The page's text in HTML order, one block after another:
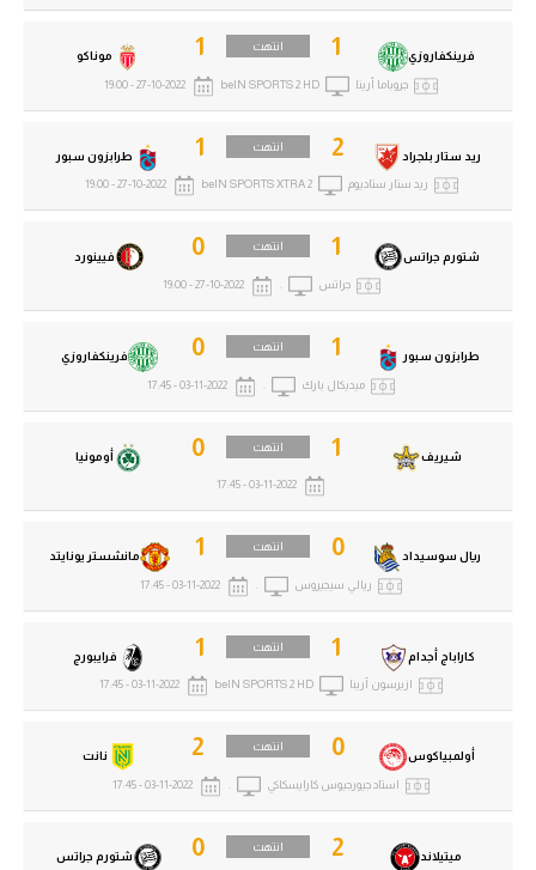
ميتيلاند 2 انتهت
شتورم جراتس 0
أولمبياكوس 0 انتهت
نانت 2
استاد جيورجيوس كارايسكاكي 03-11-2022 - 17:45
كاراباج أجدام 1 انتهت
فرايبورج 1
ازيرسون آرينا beIN SPORTS 2 HD
03-11-2022 - 17:45
ريال سوسيداد 0 انتهت
مانشستر يونايتد 1
ريالي سيجيروس 03-11-2022 - 17:45
شيريف 1 انتهت
أومونيا 0
03-11-2022 - 17:45
طرابزون سبور 1 انتهت
فرينكفاروزي 0
ميديكال بارك 03-11-2022 - 17:45
شتورم جراتس 1 انتهت
فيينورد 0
جراتس 27-10-2022 - 19:00
ريد ستار بلجراد 2 انتهت
طرابزون سبور 1
ريد ستار ستاديوم beIN SPORTS XTRA 2
27-10-2022 - 19:00
فرينكفاروزي 1 انتهت
موناكو 1
جروباما أرينا beIN SPORTS 2 HD
27-10-2022 - 19:00